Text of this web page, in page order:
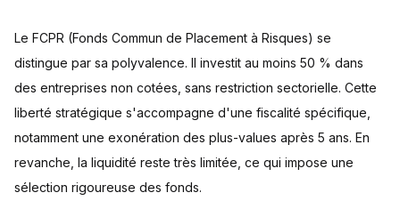
Le FCPR (Fonds Commun de Placement à Risques) se
distingue par sa polyvalence. Il investit au moins 50 % dans
des entreprises non cotées, sans restriction sectorielle. Cette
liberté stratégique s'accompagne d'une fiscalité spécifique,
notamment une exonération des plus-values après 5 ans. En
revanche, la liquidité reste très limitée, ce qui impose une
sélection rigoureuse des fonds.